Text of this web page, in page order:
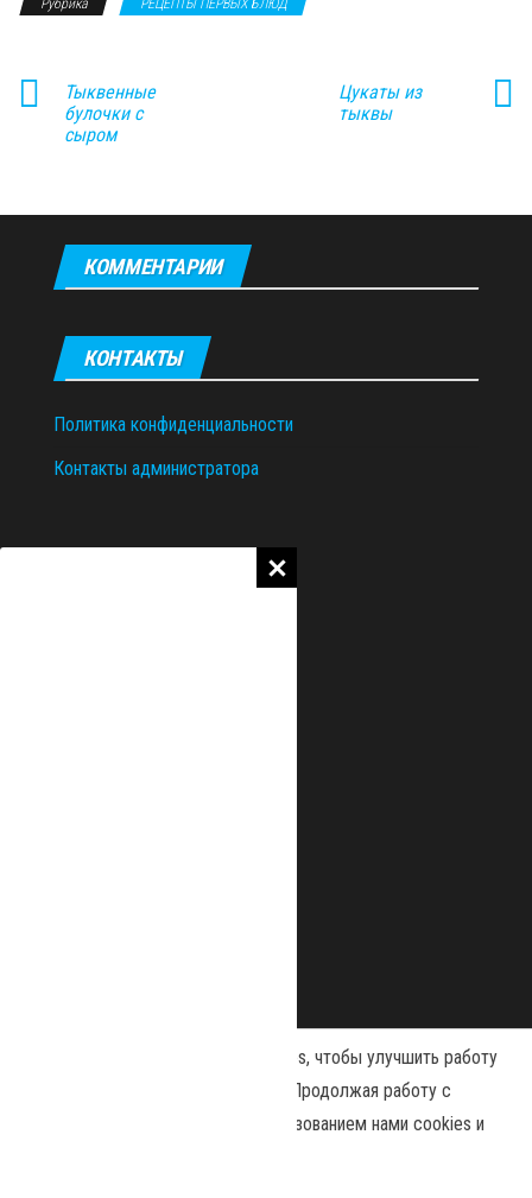
Тыквенные
булочки с
сыром
Цукаты из
тыквы
КОММЕНТАРИИ
КОНТАКТЫ
Политика конфиденциальности
Контакты администратора
Наш сайт использует файлы cookies, чтобы улучшить работу
и повысить эффективность сайта. Продолжая работу с
сайтом, вы соглашаетесь с использованием нами cookies и